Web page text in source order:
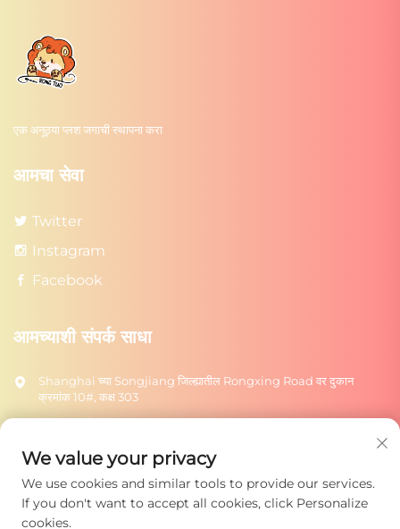
एक अनूठ्या प्लश जगाची स्थापना करा
आमचा सेवा
Twitter
Instagram
Facebook
आमच्याशी संपर्क साधा
Shanghai च्या Songjiang जिल्ह्यातील Rongxing Road वर दुकान
क्रमांक 10#, कक्ष 303
+86-18217615209
पाठवा
We value your privacy
We use cookies and similar tools to provide our services.
If you don't want to accept all cookies, click Personalize
cookies.